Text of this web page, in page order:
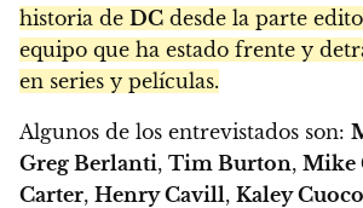
historia de DC desde la parte
equipo que ha estado frente y
en series y películas.
Algunos de los entrevistados son:
Greg Berlanti, Tim Burton, Mike
Carter, Henry Cavill, Kaley Cuoco